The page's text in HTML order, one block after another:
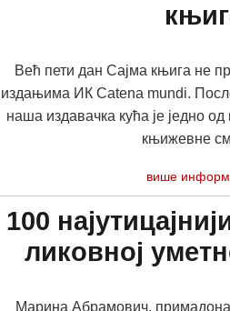
Већ пети дан Сајма књига не
издањима ИК Catena mundi.
наша издавачка кућа је једно
књижевне
више
100
ликовној
Марина Абрамович,